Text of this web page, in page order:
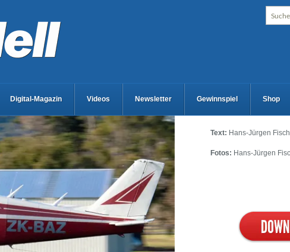
Digital-Magazin Videos Newsletter Gewinnspiel Shop
Text: Hans-Jürgen
Fotos: Hans-Jürgen